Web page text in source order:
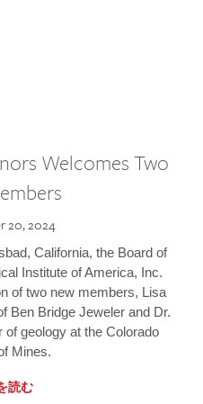
Welcomes Two
20, 2024
California, the Board of
Institute of America, Inc.
of two new members, Lisa
Ben Bridge Jeweler and Dr.
geology at the Colorado
Mines.
読む